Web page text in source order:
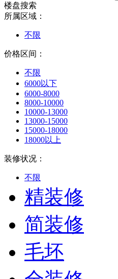
楼盘搜索
所属区域：
不限
价格区间：
不限
6000以下
6000-8000
8000-10000
10000-13000
13000-15000
15000-18000
18000以上
装修状况：
不限
精装修
简装修
毛坯